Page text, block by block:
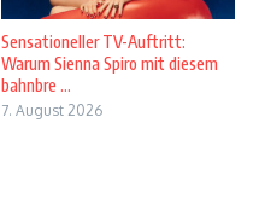
Sensationeller TV-Auftritt:
Warum Sienna Spiro mit diesem
bahnbre ...
7. August 2026